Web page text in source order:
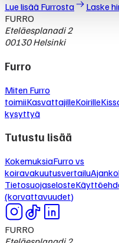
Lue lisää Furrosta
Laske
FURRO
Eteläesplanadi 2
00130 Helsinki
Furro
Miten Furro
toimiiKasvattajilleKoirille
kysyttyä
Tutustu lisää
KokemuksiaFurro vs
koiravakuutusvertailu
Tietosuojaseloste
(korvattavuudet)
FURRO